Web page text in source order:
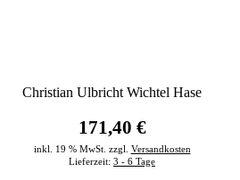
Christian Ulbricht Wichtel Hase
171,40 €
inkl. 19 % MwSt. zzgl. Versandkosten
Lieferzeit: 3 - 6 Tage